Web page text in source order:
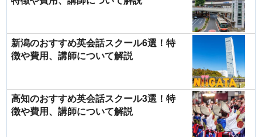
新潟のおすすめ英会話スクール6選！特
徴や費用、講師について解説
高知のおすすめ英会話スクール3選！特
徴や費用、講師について解説